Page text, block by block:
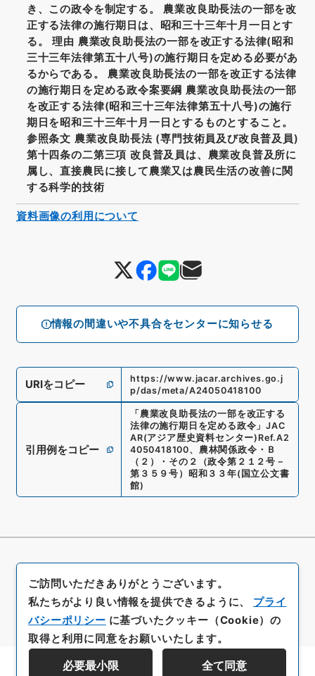
情報の間違いや不具合をセンターに知らせる
き、この政令を制定する。 農業改良助長法の一部を改
正する法律の施行期日は、昭和三十三年十月一日とす
る。 理由 農業改良助長法の一部を改正する法律(昭和
三十三年法律第五十八号)の施行期日を定める必要があ
るからである。 農業改良助長法の一部を改正する法律
の施行期日を定める政令案要綱 農業改良助長法の一部
を改正する法律(昭和三十三年法律第五十八号)の施行
期日を昭和三十三年十月一日とするものとすること。
参照条文 農業改良助長法 (専門技術員及び改良普及員)
第十四条の二第三項 改良普及員は、農業改良普及所に
属し、直接農民に接して農業又は農民生活の改善に関
する科学的技術
URIをコピー
https://www.jacar.archives.go.j
p/das/meta/A24050418100
引用例をコピー
「 農業改良助長法の一部を改正する
法律の施行期日を定める政令 」JAC
AR(アジア歴史資料センター) Ref.A2
4050418100、 農林関係政令・Ｂ
（２）・その２（政令第２１２号－
第３５９号）昭和３３年( 国立公文書
館)
資料画像の利用について
ご訪問いただきありがとうございます。
私たちがより良い情報を提供できるように、 プライ
バシーポリシー に基づいたクッキー（Cookie）の
取得と利用に同意をお願いいたします。
必要最小限 全て同意